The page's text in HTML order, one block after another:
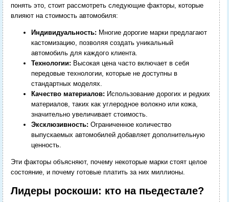
понять это, стоит рассмотреть следующие факторы, которые
влияют на стоимость автомобиля:
Индивидуальность: Многие дорогие марки предлагают
кастомизацию, позволяя создать уникальный
автомобиль для каждого клиента.
Технологии: Высокая цена часто включает в себя
передовые технологии, которые не доступны в
стандартных моделях.
Качество материалов: Использование дорогих и редких
материалов, таких как углеродное волокно или кожа,
значительно увеличивает стоимость.
Эксклюзивность: Ограниченное количество
выпускаемых автомобилей добавляет дополнительную
ценность.
Эти факторы объясняют, почему некоторые марки стоят целое
состояние, и почему готовые платить за них миллионы.
Лидеры роскоши: кто на пьедестале?